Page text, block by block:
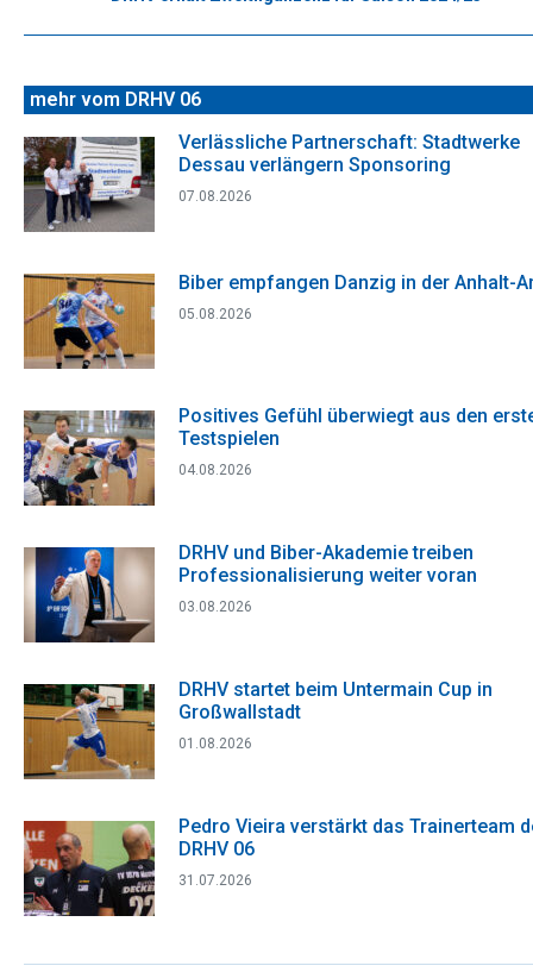
mehr vom DRHV 06
Verlässliche Partnerschaft: Stadtwerke
Dessau verlängern Sponsoring
07.08.2026
Biber empfangen Danzig in der Anhalt-
05.08.2026
Positives Gefühl überwiegt aus den
Testspielen
04.08.2026
DRHV und Biber-Akademie treiben
Professionalisierung weiter voran
03.08.2026
DRHV startet beim Untermain Cup in
Großwallstadt
01.08.2026
Pedro Vieira verstärkt das Trainerteam
DRHV 06
31.07.2026